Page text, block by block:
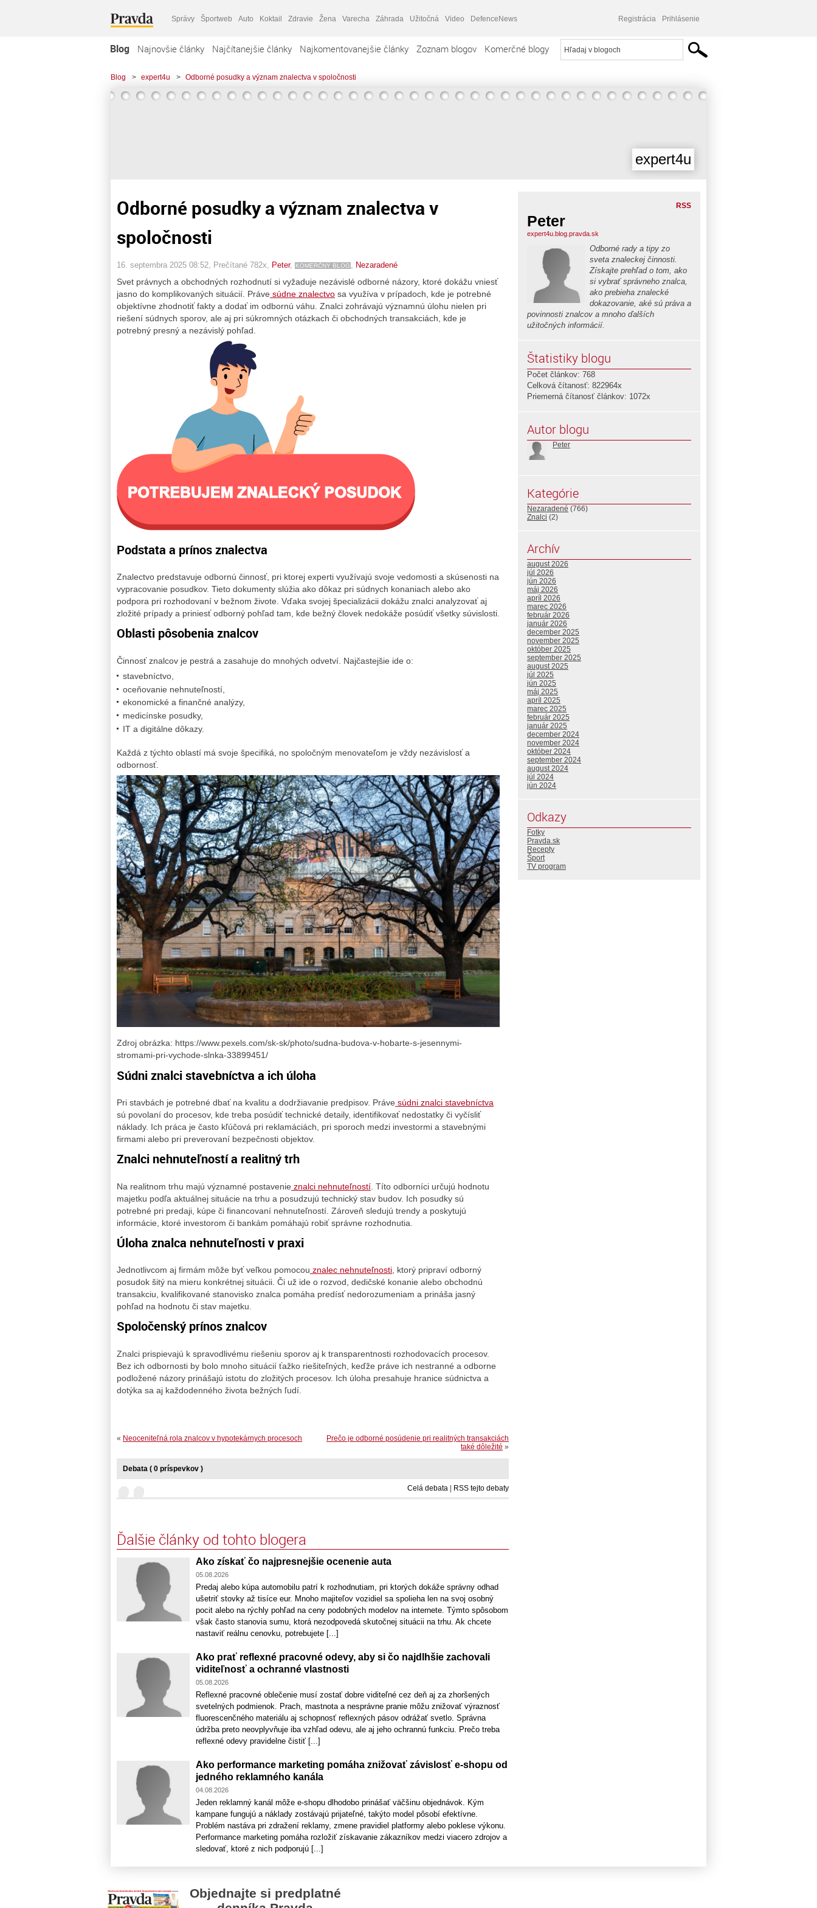
Správy Športweb Auto Koktail Zdravie Žena Varecha Záhrada Užitočná Video DefenceNews Registrácia Prihlásenie
Blog Najnovšie články Najčítanejšie články Najkomentovanejšie články Zoznam blogov Komerčné blogy
Blog > expert4u > Odborné posudky a význam znalectva v spoločnosti
expert4u
Odborné posudky a význam znalectva v
spoločnosti
16. septembra 2025 08:52 , Prečítané 782x, Peter, KOMERČNÝ BLOG Nezaradené
Svet právnych a obchodných rozhodnutí si vyžaduje nezávislé odborné názory, ktoré dokážu vniesť
jasno do komplikovaných situácií. Práve súdne znalectvo sa využíva v prípadoch, kde je potrebné
objektívne zhodnotiť fakty a dodať im odbornú váhu. Znalci zohrávajú významnú úlohu nielen pri
riešení súdnych sporov, ale aj pri súkromných otázkach či obchodných transakciách, kde je
potrebný presný a nezávislý pohľad.
Podstata a prínos znalectva
Znalectvo predstavuje odbornú činnosť, pri ktorej experti využívajú svoje vedomosti a skúsenosti na
vypracovanie posudkov. Tieto dokumenty slúžia ako dôkaz pri súdnych konaniach alebo ako
podpora pri rozhodovaní v bežnom živote. Vďaka svojej špecializácii dokážu znalci analyzovať aj
zložité prípady a priniesť odborný pohľad tam, kde bežný človek nedokáže posúdiť všetky súvislosti.
Oblasti pôsobenia znalcov
Činnosť znalcov je pestrá a zasahuje do mnohých odvetví. Najčastejšie ide o:
stavebníctvo,
oceňovanie nehnuteľností,
ekonomické a finančné analýzy,
medicínske posudky,
IT a digitálne dôkazy.
Každá z týchto oblastí má svoje špecifiká, no spoločným menovateľom je vždy nezávislosť a
odbornosť.
Zdroj obrázka: https://www.pexels.com/sk-sk/photo/sudna-budova-v-hobarte-s-jesennymi-
stromami-pri-vychode-slnka-33899451/
Súdni znalci stavebníctva a ich úloha
Pri stavbách je potrebné dbať na kvalitu a dodržiavanie predpisov. Práve súdni znalci stavebníctva
sú povolaní do procesov, kde treba posúdiť technické detaily, identifikovať nedostatky či vyčísliť
náklady. Ich práca je často kľúčová pri reklamáciách, pri sporoch medzi investormi a stavebnými
firmami alebo pri preverovaní bezpečnosti objektov.
Znalci nehnuteľností a realitný trh
Na realitnom trhu majú významné postavenie znalci nehnuteľností . Títo odborníci určujú hodnotu
majetku podľa aktuálnej situácie na trhu a posudzujú technický stav budov. Ich posudky sú
potrebné pri predaji, kúpe či financovaní nehnuteľností. Zároveň sledujú trendy a poskytujú
informácie, ktoré investorom či bankám pomáhajú robiť správne rozhodnutia.
Úloha znalca nehnuteľnosti v praxi
Jednotlivcom aj firmám môže byť veľkou pomocou znalec nehnuteľnosti, ktorý pripraví odborný
posudok šitý na mieru konkrétnej situácii. Či už ide o rozvod, dedičské konanie alebo obchodnú
transakciu, kvalifikované stanovisko znalca pomáha predísť nedorozumeniam a prináša jasný
pohľad na hodnotu či stav majetku.
Spoločenský prínos znalcov
Znalci prispievajú k spravodlivému riešeniu sporov aj k transparentnosti rozhodovacích procesov.
Bez ich odbornosti by bolo mnoho situácií ťažko riešiteľných, keďže práve ich nestranné a odborne
podložené názory prinášajú istotu do zložitých procesov. Ich úloha presahuje hranice súdnictva a
dotýka sa aj každodenného života bežných ľudí.
Prečo je odborné posúdenie pri realitných transakciách
také dôležité »
« Neoceniteľná rola znalcov v hypotekárnych procesoch
Debata ( 0 príspevkov )
Celá debata RSS tejto debaty
Ďalšie články od tohto blogera
Ako získať čo najpresnejšie ocenenie auta
05.08.2026
Predaj alebo kúpa automobilu patrí k rozhodnutiam, pri ktorých dokáže správny odhad
ušetriť stovky až tisíce eur. Mnoho majiteľov vozidiel sa spolieha len na svoj osobný
pocit alebo na rýchly pohľad na ceny podobných modelov na internete. Týmto spôsobom
však často stanovia sumu, ktorá nezodpovedá skutočnej situácii na trhu. Ak chcete
nastaviť reálnu cenovku, potrebujete [...]
Ako prať reflexné pracovné odevy, aby si čo najdlhšie zachovali
viditeľnosť a ochranné vlastnosti
05.08.2026
Reflexné pracovné oblečenie musí zostať dobre viditeľné cez deň aj za zhoršených
svetelných podmienok. Prach, mastnota a nesprávne pranie môžu znižovať výraznosť
fluorescenčného materiálu aj schopnosť reflexných pásov odrážať svetlo. Správna
údržba preto neovplyvňuje iba vzhľad odevu, ale aj jeho ochrannú funkciu. Prečo treba
reflexné odevy pravidelne čistiť [...]
Ako performance marketing pomáha znižovať závislosť e-shopu od
jedného reklamného kanála
04.08.2026
Jeden reklamný kanál môže e-shopu dlhodobo prinášať väčšinu objednávok. Kým
kampane fungujú a náklady zostávajú prijateľné, takýto model pôsobí efektívne.
Problém nastáva pri zdražení reklamy, zmene pravidiel platformy alebo poklese výkonu.
Performance marketing pomáha rozložiť získavanie zákazníkov medzi viacero zdrojov a
sledovať, ktoré z nich podporujú [...]
RSS
Peter
expert4u.blog.pravda.sk
Odborné rady a tipy zo
sveta znaleckej činnosti.
Získajte prehľad o tom, ako
si vybrať správneho znalca,
ako prebieha znalecké
dokazovanie, aké sú práva a
povinnosti znalcov a mnoho ďalších
užitočných informácií.
Štatistiky blogu
Počet článkov: 768
Celková čítanosť: 822964x
Priemerná čítanosť článkov: 1072x
Autor blogu
Peter
Kategórie
Nezaradené (766)
Znalci (2)
Archív
august 2026
júl 2026
jún 2026
máj 2026
apríl 2026
marec 2026
február 2026
január 2026
december 2025
november 2025
október 2025
september 2025
august 2025
júl 2025
jún 2025
máj 2025
apríl 2025
marec 2025
február 2025
január 2025
december 2024
november 2024
október 2024
september 2024
august 2024
júl 2024
jún 2024
Odkazy
Fotky
Pravda.sk
Recepty
Šport
TV program
Objednajte si predplatné